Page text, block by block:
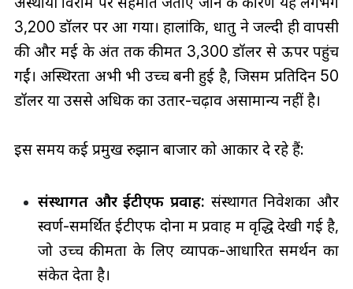
3,200 डॉलर पर आ गया। हालांकि, धातु ने जल्दी ही वापसी
की और मई के अंत तक कीमतें 3,300 डॉलर से ऊपर पहुंच
गईं। अस्थिरता अभी भी उच्च बनी हुई है, जिसमें प्रतिदिन 50
डॉलर या उससे अधिक का उतार-चढ़ाव असामान्य नहीं है।
इस समय कई प्रमुख रुझान बाजार को आकार दे रहे हैं:
संस्थागत और ईटीएफ प्रवाह: संस्थागत निवेशकों और
स्वर्ण-समर्थित ईटीएफ दोनों में प्रवाह में वृद्धि देखी गई है,
जो उच्च कीमतों के लिए व्यापक-आधारित समर्थन का
संकेत देता है।